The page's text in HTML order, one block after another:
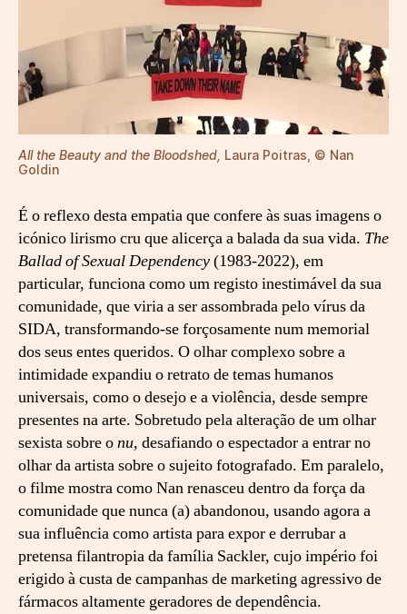
All the Beauty and the Bloodshed, Laura Poitras, © Nan
Goldin
É o reflexo desta empatia que confere às suas imagens o
icónico lirismo cru que alicerça a balada da sua vida. The
Ballad of Sexual Dependency(1983-2022), em
particular, funciona como um registo inestimável da sua
comunidade, que viria a ser assombrada pelo vírus da
SIDA, transformando-se forçosamente num memorial
dos seus entes queridos. O olhar complexo sobre a
intimidade expandiu o retrato de temas humanos
universais, como o desejo e a violência, desde sempre
presentes na arte. Sobretudo pela alteração de um olhar
sexista sobre onu, desafiando o espectador a entrar no
olhar da artista sobre o sujeito fotografado. Em paralelo,
o filme mostra como Nan renasceu dentro da força da
comunidade que nunca (a) abandonou, usando agora a
sua influência como artista para expor e derrubar a
pretensa filantropia da família Sackler, cujo império foi
erigido à custa de campanhas de marketing agressivo de
fármacos altamente geradores de dependência.